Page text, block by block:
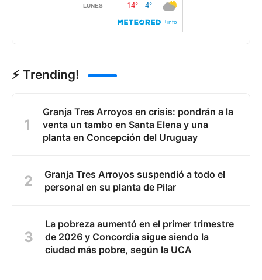
⚡ Trending!
Granja Tres Arroyos en crisis: pondrán a la
venta un tambo en Santa Elena y una
planta en Concepción del Uruguay
Granja Tres Arroyos suspendió a todo el
personal en su planta de Pilar
La pobreza aumentó en el primer trimestre
de 2026 y Concordia sigue siendo la
ciudad más pobre, según la UCA